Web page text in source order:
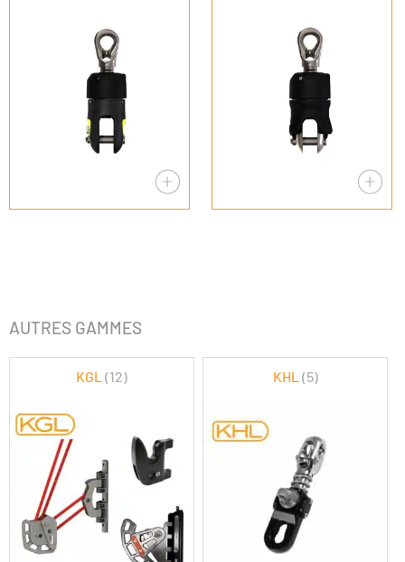
AUTRES GAMMES
KGL(12) KHL (5)